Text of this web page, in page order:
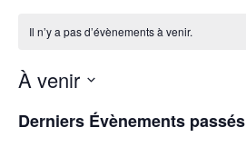
Il n’y a pas d’évènements à venir.
À venir
une
Derniers Évènements passés